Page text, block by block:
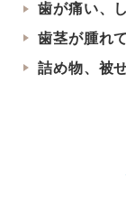
歯が痛い、
歯茎が腫れ
詰め物、被